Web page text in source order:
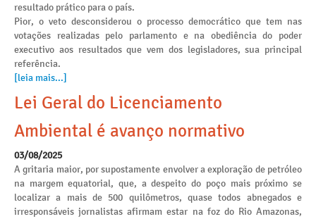
resultado prático para o país.
Pior, o veto desconsiderou o processo democrático que tem nas
votações realizadas pelo parlamento e na obediência do poder
executivo aos resultados que vem dos legisladores, sua principal
referência.
[leia mais...]
Lei Geral do Licenciamento
Ambiental é avanço normativo
03/08/2025
A gritaria maior, por supostamente envolver a exploração de petróleo
na margem equatorial, que, a despeito do poço mais próximo se
localizar a mais de 500 quilômetros, quase todos abnegados e
irresponsáveis jornalistas afirmam estar na foz do Rio Amazonas,